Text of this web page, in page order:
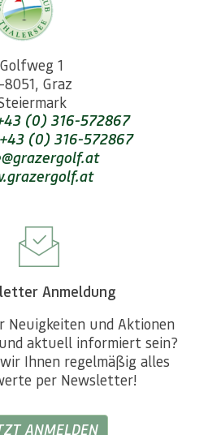
Golfweg 1
8051, Graz
(0) 316-572867
(0) 316-572867
Anmeldung
Neuigkeiten und Aktionen
aktuell informiert sein?
Ihnen regelmäßig alles
per Newsletter!
ANMELDEN